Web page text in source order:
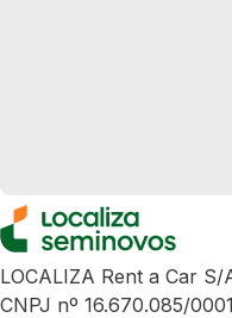
LOCALIZA Rent a Car S/
CNPJ nº 16.670.085/